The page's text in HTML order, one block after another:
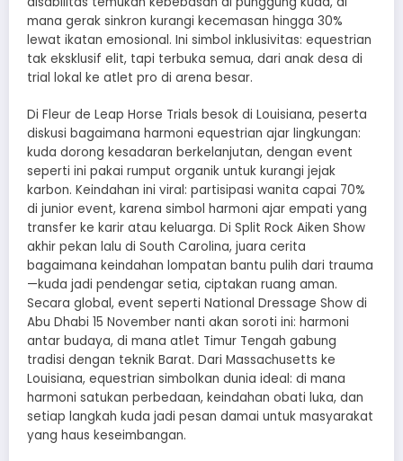
mana gerak sinkron kurangi kecemasan hingga 30%
lewat ikatan emosional. Ini simbol inklusivitas: equestrian
tak eksklusif elit, tapi terbuka semua, dari anak desa di
trial lokal ke atlet pro di arena besar.
Di Fleur de Leap Horse Trials besok di Louisiana, peserta
diskusi bagaimana harmoni equestrian ajar lingkungan:
kuda dorong kesadaran berkelanjutan, dengan event
seperti ini pakai rumput organik untuk kurangi jejak
karbon. Keindahan ini viral: partisipasi wanita capai 70%
di junior event, karena simbol harmoni ajar empati yang
transfer ke karir atau keluarga. Di Split Rock Aiken Show
akhir pekan lalu di South Carolina, juara cerita
bagaimana keindahan lompatan bantu pulih dari trauma
—kuda jadi pendengar setia, ciptakan ruang aman.
Secara global, event seperti National Dressage Show di
Abu Dhabi 15 November nanti akan soroti ini: harmoni
antar budaya, di mana atlet Timur Tengah gabung
tradisi dengan teknik Barat. Dari Massachusetts ke
Louisiana, equestrian simbolkan dunia ideal: di mana
harmoni satukan perbedaan, keindahan obati luka, dan
setiap langkah kuda jadi pesan damai untuk masyarakat
yang haus keseimbangan.